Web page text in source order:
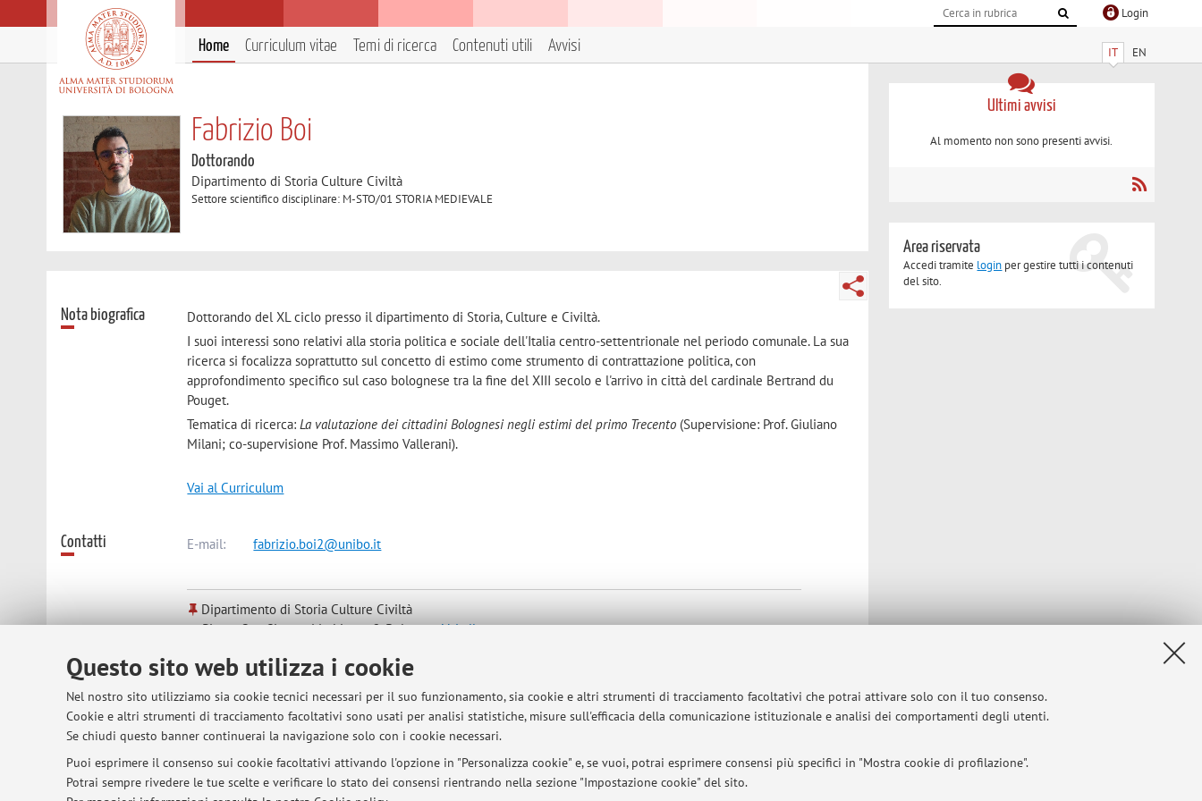
Questo sito web utilizza i cookie
Nel nostro sito utilizziamo sia cookie tecnici necessari per il suo funzionamento, sia cookie e altri strumenti di tracciamento facoltativi che potrai attivare solo con il tuo consenso.
Cookie e altri strumenti di tracciamento facoltativi sono usati per analisi statistiche, misure sull'efficacia della comunicazione istituzionale e analisi dei comportamenti degli utenti.
Se chiudi questo banner continuerai la navigazione solo con i cookie necessari.
Puoi esprimere il consenso sui cookie facoltativi attivando l'opzione in "Personalizza cookie" e, se vuoi, potrai esprimere consensi più specifici in "Mostra cookie di profilazione".
Potrai sempre rivedere le tue scelte e verificare lo stato dei consensi rientrando nella sezione "Impostazione cookie" del sito.
Login
IT EN
Home Curriculum vitae Temi di ricerca Contenuti utili Avvisi
Fabrizio Boi
Dottorando
Dipartimento di Storia Culture Civiltà
Settore scientifico disciplinare: M-STO/01 STORIA MEDIEVALE
Nota biografica
Dottorando del XL ciclo presso il dipartimento di Storia, Culture e Civiltà.
I suoi interessi sono relativi alla storia politica e sociale dell'Italia centro-settentrionale nel periodo comunale. La sua
ricerca si focalizza soprattutto sul concetto di estimo come strumento di contrattazione politica, con
approfondimento specifico sul caso bolognese tra la fine del XIII secolo e l'arrivo in città del cardinale Bertrand du
Pouget.
Tematica di ricerca:La valutazione dei cittadini Bolognesi negli estimi del primo Trecento (Supervisione: Prof. Giuliano
Milani; co-supervisione Prof. Massimo Vallerani).
Vai al Curriculum
Contatti E-mail: fabrizio.boi2@unibo.it
Dipartimento di Storia Culture Civiltà
Piazza San Giovanni in Monte 2, Bologna -Vai alla mappa
Risorse in rete ORCID
Ultimi avvisi
Al momento non sono presenti avvisi.
Area riservata
Accedi tramite login per gestire tutti i contenuti
del sito.
© 2026 - ALMA MATER STUDIORUM - Università di Bologna - Via Zamboni, 33 - 40126 Bologna - Partita IVA: 01131710376